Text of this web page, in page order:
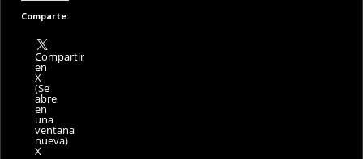
Comparte:
Compartir
en
X
(Se
abre
en
una
ventana
nueva)
X